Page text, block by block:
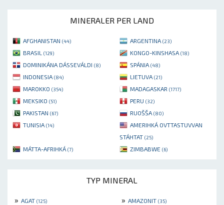
MINERALER PER LAND
AFGHANISTAN (44) ARGENTINA (23)
BRASIL (129) KONGO-KINSHASA (18)
DOMINIKÁNA DÁSSEVÁLDI (8) SPÁNIA (48)
INDONESIA (84) LIETUVA (21)
MAROKKO (354) MADAGASKAR (1717)
MEKSIKO (51) PERU (32)
PAKISTAN (67) RUOŠŠA (80)
TUNISIA (14)
AMERIHKÁ OVTTASTUVVAN
STÁHTAT (25)
MÁTTA-AFRIHKÁ (7) ZIMBABWE (6)
TYP MINERAL
» AGAT (125) » AMAZONIT (35)